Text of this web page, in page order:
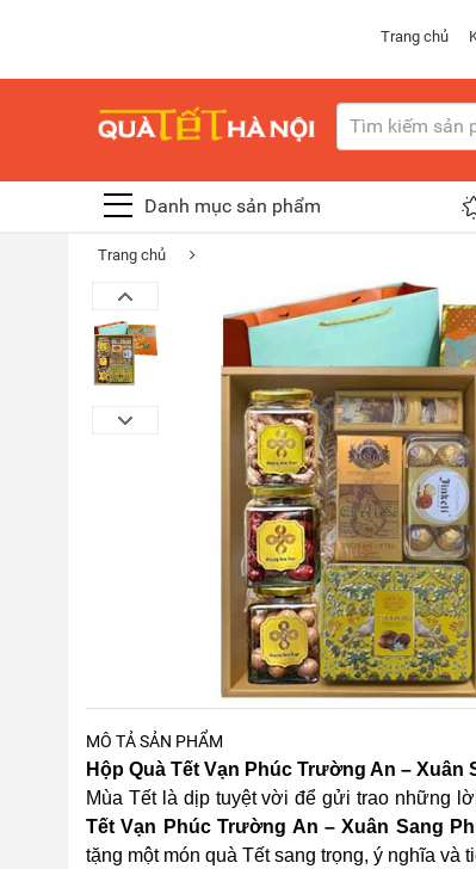
Trang chủ
Danh mục sản phẩm
Trang chủ
MÔ TẢ SẢN PHẨM
Hộp Quà Tết Vạn Phúc Trường An – Xuân
Mùa Tết là dịp tuyệt vời để gửi trao những
Tết Vạn Phúc Trường An – Xuân Sang
tặng một món quà Tết sang trọng, ý nghĩa và